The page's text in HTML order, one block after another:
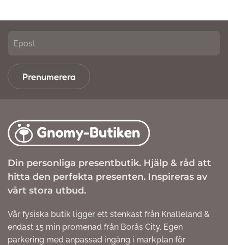
Prenumerera
Din personliga presentbutik. Hjälp & råd att
hitta den perfekta presenten. Inspireras av
vårt stora utbud.
Vår fysiska butik ligger ett stenkast från Knalleland &
endast 15 min promenad från Borås City. Egen
parkering med anpassad ingång i markplan för